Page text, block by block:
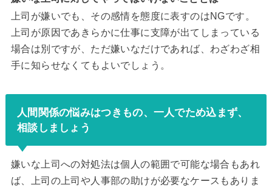
上司が嫌いでも、その感情を態度に表すのはNGです。
上司が原因であきらかに仕事に支障が出てしまっている
場合は別ですが、ただ嫌いなだけであれば、わざわざ相
手に知らせなくてもよいでしょう。
人間関係の悩みはつきもの、一人でため込まず、
相談しましょう
嫌いな上司への対処法は個人の範囲で可能な場合もあれ
ば、上司の上司や人事部の助けが必要なケースもありま